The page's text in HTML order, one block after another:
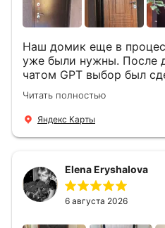
Наш домик еще в
уже были нужны. После
чатом GPT выбор был
двери Аргус Термо
в компании ДвериОпт .
ответил на все вопросы,
установили две двери,
вопросы . Выполненной
Огромная всем
Читать полностью
Яндекс Карты
Elena Eryshalova
6 августа 2026